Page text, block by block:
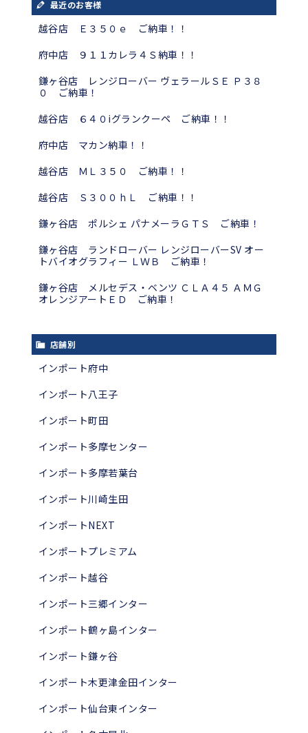
最近のお客様
越谷店 Ｅ３５０ｅ ご納車！！
府中店 ９１１カレラ４Ｓ納車！！
鎌ヶ谷店 レンジローバー ヴェラールＳＥ Ｐ３８
０ ご納車！
越谷店 ６４０iグランクーペ ご納車！！
府中店 マカン納車！！
越谷店 ＭＬ３５０ ご納車！！
越谷店 Ｓ３００ｈＬ ご納車！！
鎌ヶ谷店 ポルシェ パナメーラＧＴＳ ご納車！
鎌ヶ谷店 ランドローバー レンジローバーSV オー
トバイオグラフィー ＬＷＢ ご納車！
鎌ヶ谷店 メルセデス・ベンツ ＣＬＡ４５ ＡＭＧ
オレンジアートＥＤ ご納車！
店舗別
インポート府中
インポート八王子
インポート町田
インポート多摩センター
インポート多摩若葉台
インポート川崎生田
インポートNEXT
インポートプレミアム
インポート越谷
インポート三郷インター
インポート鶴ヶ島インター
インポート鎌ヶ谷
インポート木更津金田インター
インポート仙台東インター